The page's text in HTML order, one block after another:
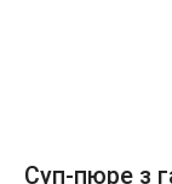
Суп-пюре з